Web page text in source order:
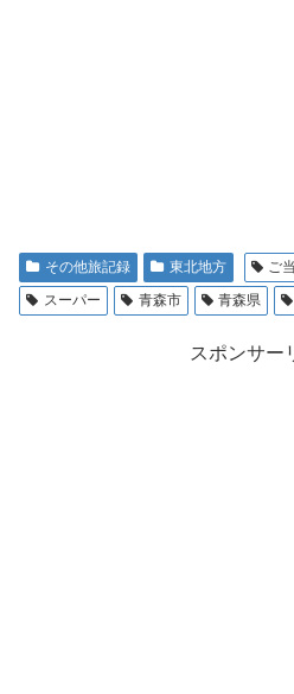
その他旅記録 東北地方
ご
スーパー
青森市 青森県
スポンサー